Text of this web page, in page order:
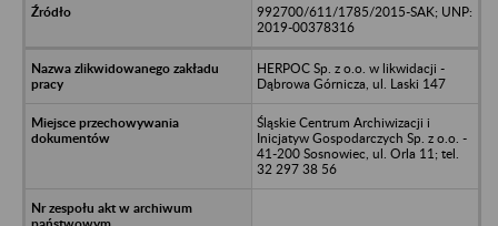
992700/611/1785/2015-SAK; UNP:
2019-00378316
HERPOC Sp. z o.o. w likwidacji -
Dąbrowa Górnicza, ul. Laski 147
Śląskie Centrum Archiwizacji i
Inicjatyw Gospodarczych Sp. z o.o. -
41-200 Sosnowiec, ul. Orla 11; tel.
32 297 38 56